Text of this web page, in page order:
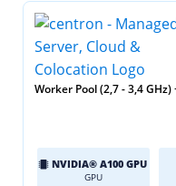
Worker Pool (2,7 - 3,4 GHz)
NVIDIA® A100 GPU
GPU